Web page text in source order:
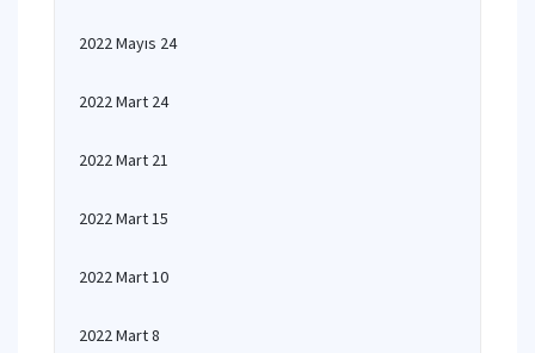
2022 Mayıs 24
2022 Mart 24
2022 Mart 21
2022 Mart 15
2022 Mart 10
2022 Mart 8